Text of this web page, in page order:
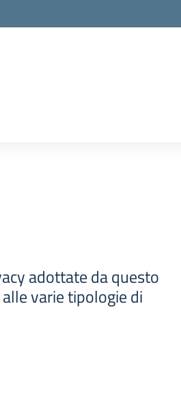
adottate da questo
varie tipologie di